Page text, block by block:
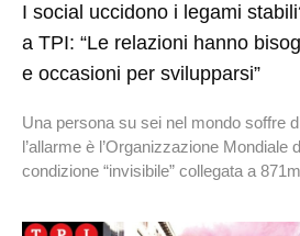
I social uccidono i legami
a TPI: “Le relazioni hanno
e occasioni per svilupparsi”
Una persona su sei nel mondo soffre
l’allarme è l’Organizzazione
condizione “invisibile” collegata a